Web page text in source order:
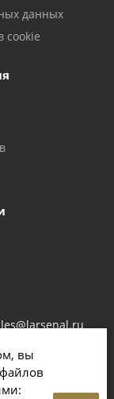
вы
данных
cookie
Б